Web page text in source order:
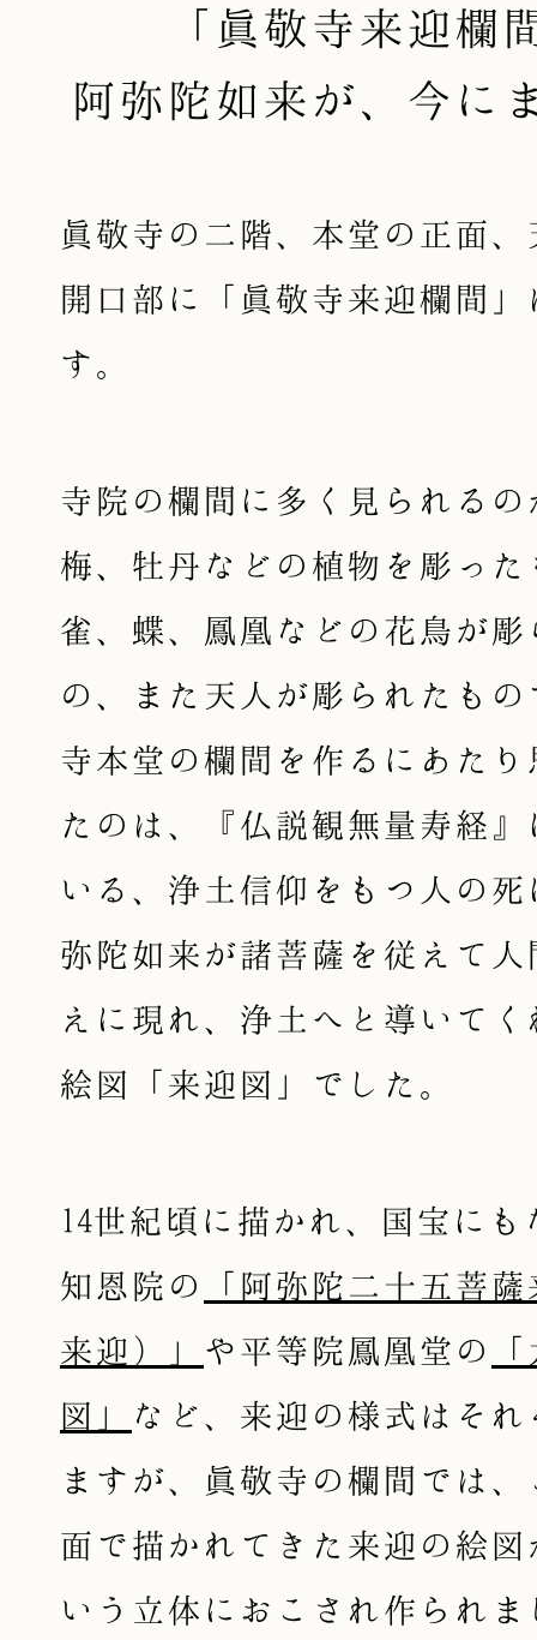
「眞敬寺来迎欄
阿弥陀如来が、今に
眞敬寺の二階、本堂の正面
開口部に「眞敬寺来迎欄間
す。
寺院の欄間に多く見られる
梅、牡丹などの植物を彫っ
雀、蝶、鳳凰などの花鳥が
の、また天人が彫られたも
寺本堂の欄間を作るにあた
たのは、『仏説観無量寿経
いる、浄土信仰をもつ人の
弥陀如来が諸菩薩を従えて
えに現れ、浄土へと導いて
絵図「来迎図」でした。
14世紀頃に描かれ、国宝に
知恩院の
「阿弥陀二十五菩
来迎）」 や平等院鳳凰堂の
図」
など、来迎の様式はそ
ますが、眞敬寺の欄間では
面で描かれてきた来迎の絵
いう立体におこされ作られま